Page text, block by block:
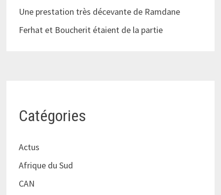
Une prestation très décevante de Ramdane
Ferhat et Boucherit étaient de la partie
Catégories
Actus
Afrique du Sud
CAN